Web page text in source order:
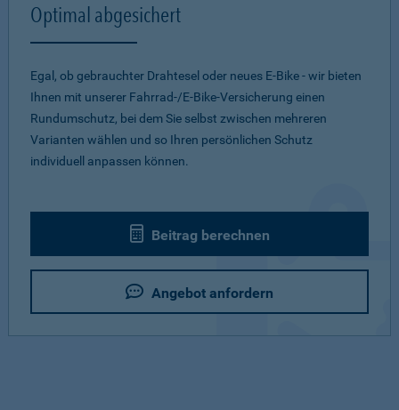
Optimal abgesichert
Egal, ob gebrauchter Drahtesel oder neues E-Bike - wir bieten
Ihnen mit unserer Fahrrad-/E-Bike-Versicherung einen
Rundumschutz, bei dem Sie selbst zwischen mehreren
Varianten wählen und so Ihren persönlichen Schutz
individuell anpassen können.
Beitrag berechnen
Angebot anfordern